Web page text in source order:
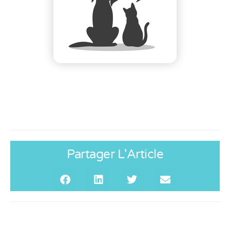
Partager L'Article